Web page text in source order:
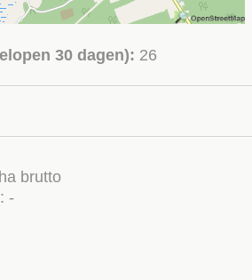
30 dagen): 26
brutto
-